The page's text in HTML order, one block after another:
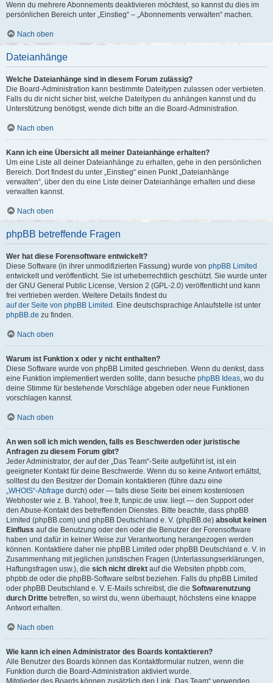
Wenn du mehrere Abonnements deaktivieren möchtest, so kannst du dies im
persönlichen Bereich unter „Einstieg“ – „Abonnements verwalten“ machen.
Nach oben
Dateianhänge
Welche Dateianhänge sind in diesem Forum zulässig?
Die Board-Administration kann bestimmte Dateitypen zulassen oder verbieten.
Falls du dir nicht sicher bist, welche Dateitypen du anhängen kannst und du
Unterstützung benötigst, wende dich bitte an die Board-Administration.
Nach oben
Kann ich eine Übersicht all meiner Dateianhänge erhalten?
Um eine Liste all deiner Dateianhänge zu erhalten, gehe in den persönlichen
Bereich. Dort findest du unter „Einstieg“ einen Punkt „Dateianhänge
verwalten“, über den du eine Liste deiner Dateianhänge erhalten und diese
verwalten kannst.
Nach oben
phpBB betreffende Fragen
Wer hat diese Forensoftware entwickelt?
Diese Software (in ihrer unmodifizierten Fassung) wurde von phpBB Limited
entwickelt und veröffentlicht. Sie ist urheberrechtlich geschützt. Sie wurde unter
der GNU General Public License, Version 2 (GPL-2.0) veröffentlicht und kann
frei vertrieben werden. Weitere Details findest du
auf der Seite von phpBB Limited . Eine deutschsprachige Anlaufstelle ist unter
phpBB.de zu finden.
Nach oben
Warum ist Funktion x oder y nicht enthalten?
Diese Software wurde von phpBB Limited geschrieben. Wenn du denkst, dass
eine Funktion implementiert werden sollte, dann besuche phpBB Ideas, wo du
deine Stimme für bestehende Vorschläge abgeben oder neue Funktionen
vorschlagen kannst.
Nach oben
An wen soll ich mich wenden, falls es Beschwerden oder juristische
Anfragen zu diesem Forum gibt?
Jeder Administrator, der auf der „Das Team“-Seite aufgeführt ist, ist ein
geeigneter Kontakt für deine Beschwerde. Wenn du so keine Antwort erhältst,
solltest du den Besitzer der Domain kontaktieren (führe dazu eine
„WHOIS“-Abfrage durch) oder — falls diese Seite bei einem kostenlosen
Webhoster wie z. B. Yahoo!, free.fr, funpic.de usw. liegt — den Support oder
den Abuse-Kontakt des betreffenden Dienstes. Bitte beachte, dass phpBB
Limited (phpBB.com) und phpBB Deutschland e. V. (phpBB.de) absolut keinen
Einfluss auf die Benutzung oder den oder die Benutzer der Forensoftware
haben und dafür in keiner Weise zur Verantwortung herangezogen werden
können. Kontaktiere daher nie phpBB Limited oder phpBB Deutschland e. V. in
Zusammenhang mit jeglichen juristischen Fragen (Unterlassungserklärungen,
Haftungsfragen usw.), die sich nicht direkt auf die Websiten phpbb.com,
phpbb.de oder die phpBB-Software selbst beziehen. Falls du phpBB Limited
oder phpBB Deutschland e. V. E-Mails schreibst, die die Softwarenutzung
durch Dritte betreffen, so wirst du, wenn überhaupt, höchstens eine knappe
Antwort erhalten.
Nach oben
Wie kann ich einen Administrator des Boards kontaktieren?
Alle Benutzer des Boards können das Kontaktformular nutzen, wenn die
Funktion durch die Board-Administration aktiviert wurde.
Mitglieder des Boards können zusätzlich den Link „Das Team“ verwenden.